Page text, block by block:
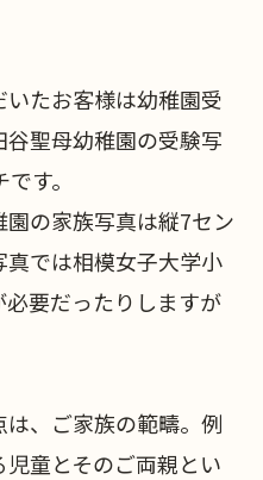
たお客様は幼稚園受
聖母幼稚園の受験写
す。
の家族写真は縦7セン
では相模女子大学小
要だったりしますが
、ご家族の範疇。例
童とそのご両親とい